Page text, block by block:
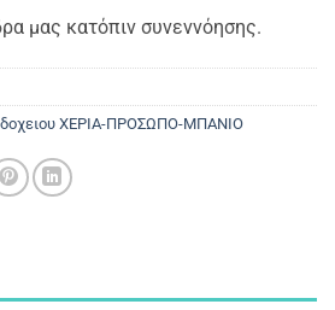
μας κατόπιν συνεννόησης.
ΧΕΡΙΑ-ΠΡΟΣΩΠΟ-ΜΠΑΝΙΟ